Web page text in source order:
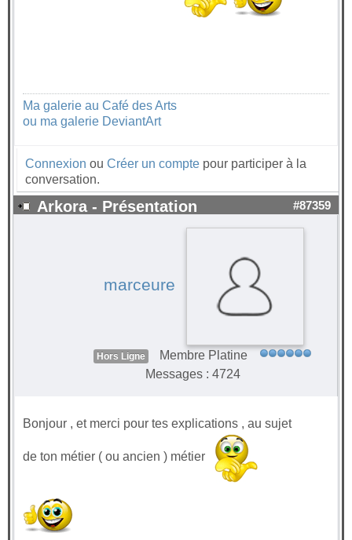
Ma galerie au Café des Arts
ou ma galerie DeviantArt
Connexion ou Créer un compte pour participer à la
conversation.
Arkora - Présentation #87359
marceure
Hors Ligne
Membre Platine
Messages : 4724
Bonjour , et merci pour tes explications , au sujet
de ton métier ( ou ancien ) métier